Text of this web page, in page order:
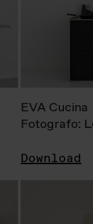
EVA Cucina
Fotografo:
Download